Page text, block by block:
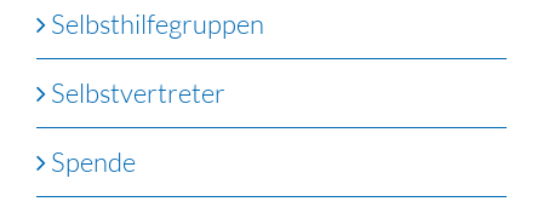
Selbsthilfegruppen
Selbstvertreter
Spende